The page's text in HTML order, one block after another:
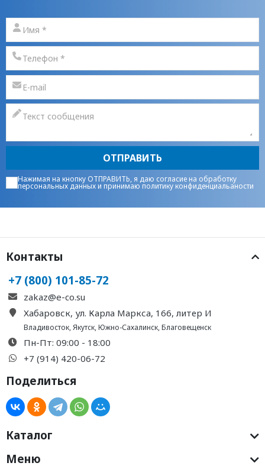
ОТПРАВИТЬ
Нажимая на кнопку ОТПРАВИТЬ, я даю согласие на обработку
персональных данныхи принимаюполитику конфиденциальаности
Контакты
+7 (800) 101-85-72
zakaz@e-co.su
Хабаровск, ул. Карла Маркса, 166, литер И
Владивосток,Якутск,Южно-Сахалинск,Благовещенск
Пн-Пт: 09:00 - 18:00
+7 (914) 420-06-72
Поделиться
Каталог
Меню